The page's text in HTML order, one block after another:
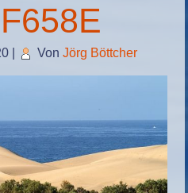
Von Jörg Böttcher